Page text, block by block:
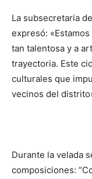
La subsecretaria
expresó:
tan talentosa y a
trayectoria. Este
culturales que
vecinos del
Durante la velada
composiciones: